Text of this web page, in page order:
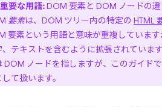
重要な用語:DOM 要素と DOM ノードの
要素は、DOM ツリー内の特定の HTML
要素という用語と意味が重複していま
テキストを含むように拡張されています
DOM ノードを指しますが、このガイド
て扱います。